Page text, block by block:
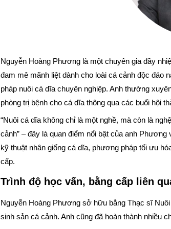
Nguyễn Hoàng Phương là một chuyên gia đầy
đam mê mãnh liệt dành cho loài cá cảnh độc đáo
pháp nuôi cá dĩa chuyên nghiệp. Anh thường
phòng trị bệnh cho cá dĩa thông qua các buổi hội
“Nuôi cá dĩa không chỉ là một nghề, mà còn là
cảnh” – đây là quan điểm nổi bật của anh
kỹ thuật nhân giống cá dĩa, phương pháp tối ưu
cấp.
Trình độ học vấn, bằng cấp liên
Nguyễn Hoàng Phương sở hữu bằng Thạc sĩ
sinh sản cá cảnh. Anh cũng đã hoàn thành nhiều